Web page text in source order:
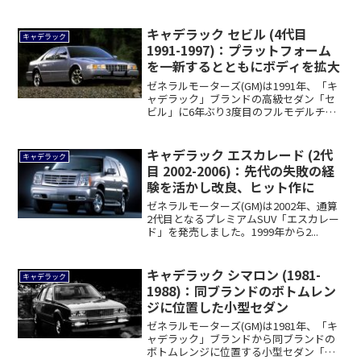
キャデラック
キャデラック セビル (4代目
1991-1997)：プラットフォーム
を一新するとともにボディを拡大
ゼネラルモーターズ(GM)は1991年、「キ
ャデラック」ブランドの高級セダン「セ
ビル」に6年ぶり3度目のフルモデルチェ
キャデラック
キャデラック エスカレード (2代
目 2002-2006)：先代の失敗の経
験を活かし改良、ヒット作に
ゼネラルモーターズ(GM)は2002年、通算
2代目となるプレミアムSUV「エスカレー
ド」を発売しました。1999年から2...
キャデラック
キャデラック シマロン (1981-
1988)：同ブランドのボトムレン
ジに位置した小型セダン
ゼネラルモーターズ(GM)は1981年、「キ
ャデラック」ブランドから同ブランドの
ボトムレンジに位置する小型セダン「シ